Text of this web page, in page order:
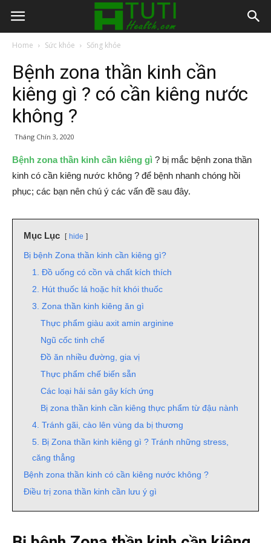
Home Sức khỏe Sống khỏe
Bệnh zona thần kinh cần
kiêng gì ? có cần kiêng nước
không ?
Tháng Chín 3, 2020
Bệnh zona thần kinh cần kiêng gì ? bị mắc bệnh zona thần
kinh có cần kiêng nước không ? để bệnh nhanh chóng hồi
phục; các bạn nên chú ý các vấn đề sau đây.
Mục Lục hide
Bị bệnh Zona thần kinh cần kiêng gì?
1. Đồ uống có cồn và chất kích thích
2. Hút thuốc lá hoặc hít khói thuốc
3. Zona thần kinh kiêng ăn gì
Thực phẩm giàu axit amin arginine
Ngũ cốc tinh chế
Đồ ăn nhiều đường, gia vị
Thực phẩm chế biến sẵn
Các loại hải sản gây kích ứng
Bị zona thần kinh cần kiêng thực phẩm từ đậu nành
4. Tránh gãi, cào lên vùng da bị thương
5. Bị Zona thần kinh kiêng gì ? Tránh những stress,
căng thẳng
Bệnh zona thần kinh có cần kiêng nước không ?
Điều trị zona thần kinh cần lưu ý gì